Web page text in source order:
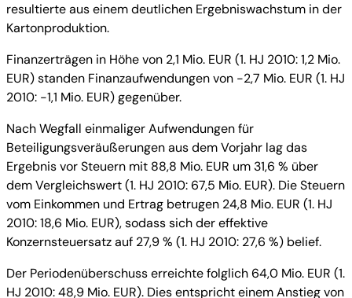
resultierte aus einem deutlichen Ergebniswachstum in der
Kartonproduktion.
Finanzerträgen in Höhe von 2,1 Mio. EUR (1. HJ 2010: 1,2 Mio.
EUR) standen Finanzaufwendungen von -2,7 Mio. EUR (1. HJ
2010: -1,1 Mio. EUR) gegenüber.
Nach Wegfall einmaliger Aufwendungen für
Beteiligungsveräußerungen aus dem Vorjahr lag das
Ergebnis vor Steuern mit 88,8 Mio. EUR um 31,6 % über
dem Vergleichswert (1. HJ 2010: 67,5 Mio. EUR). Die Steuern
vom Einkommen und Ertrag betrugen 24,8 Mio. EUR (1. HJ
2010: 18,6 Mio. EUR), sodass sich der effektive
Konzernsteuersatz auf 27,9 % (1. HJ 2010: 27,6 %) belief.
Der Periodenüberschuss erreichte folglich 64,0 Mio. EUR (1.
HJ 2010: 48,9 Mio. EUR). Dies entspricht einem Anstieg von